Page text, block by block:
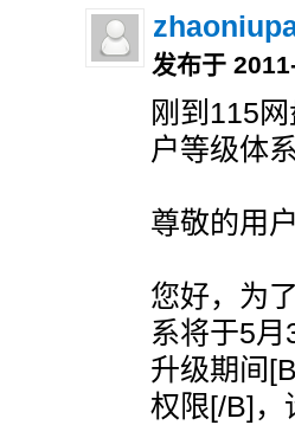
发布于
刚到115
户等级体
尊敬的用户
您好，为
系将于5
升级期间
权限[/B]，